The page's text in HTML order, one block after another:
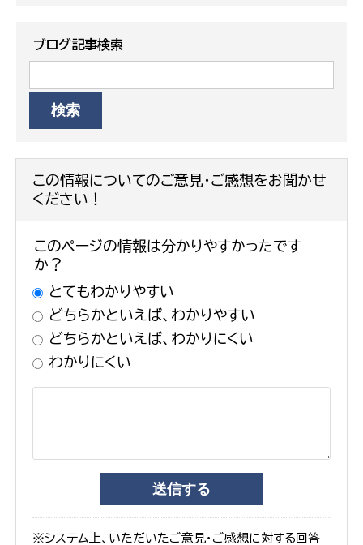
ブログ記事検索
この情報についてのご意見・ご感想をお聞かせ
ください！
このページの情報は分かりやすかったです
か？
とてもわかりやすい
どちらかといえば、わかりやすい
どちらかといえば、わかりにくい
わかりにくい
※システム上、いただいたご意見・ご感想に対する回答